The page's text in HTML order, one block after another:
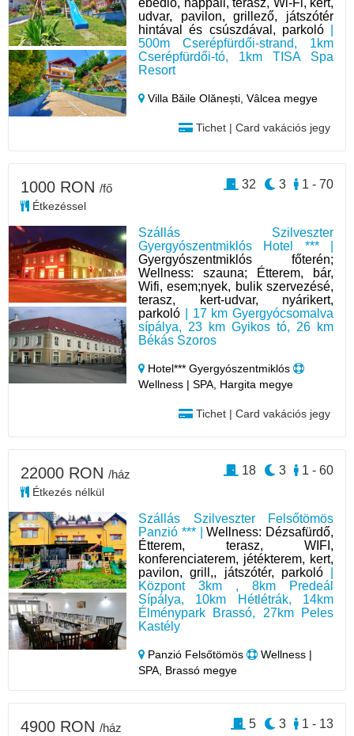
udvar, pavilon, grillező, játszótér
hintával és csúszdával, parkoló|
500m Cserépfürdői-strand, 1km
Cserépfürdői-tó, 1km TISA Spa
Resort
Villa Băile Olănești,Vâlcea megye
Tichet | Card vakációs jegy
Szállás Szilveszter
Gyergyószentmiklós Hotel *** |
Gyergyószentmiklós főterén;
Wellness: szauna; Étterem, bár,
Wifi, esem;nyek, bulik szervezésé,
terasz, kert-udvar, nyárikert,
parkoló | 17 km Gyergyócsomalva
sípálya, 23 km Gyikos tó, 26 km
Békás Szoros
Hotel*** Gyergyószentmiklós
Wellness | SPA, Hargita megye
Tichet | Card vakációs jegy
1000 RON /fő
Étkezéssel
1 - 70
3
32
Szállás Szilveszter Felsőtömös
Panzió *** |Wellness: Dézsafürdő,
Étterem, terasz, WIFI,
konferenciaterem, jétékterem, kert,
pavilon, grill,, játszótér, parkoló|
Központ 3km , 8km Predeál
Sípálya, 10km Hétlétrák, 14km
Élménypark Brassó, 27km Peles
Kastély
Panzió Felsőtömös
Wellness |
SPA, Brassó megye
22000 RON /ház
Étkezés nélkül
1 - 60
3
18
4900 RON /ház 1 - 13
3
5